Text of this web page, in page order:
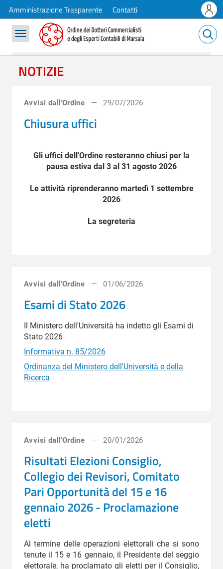
Amministrazione Trasparente Contatti
Bacheca
Pubblicazioni
Ordine dei Dottori Commercialisti
Ultime notizie
NOTIZIE
Avvisi dall'Ordine 29/07/2026
Chiusura uffici
Gli uffici dell'Ordine resteranno chiusi per la
pausa estiva dal 3 al 31 agosto 2026
Le attività riprenderanno martedì 1 settembre
2026
La segreteria
Avvisi dall'Ordine 01/06/2026
Esami di Stato 2026
Il Ministero dell'Università ha indetto gli Esami di
Stato 2026
Informativa n. 85/2026
Ordinanza del Ministero dell'Università e della
Ricerca
Avvisi dall'Ordine 20/01/2026
Risultati Elezioni Consiglio,
Collegio dei Revisori, Comitato
Pari Opportunità del 15 e 16
gennaio 2026 - Proclamazione
eletti
Al termine delle operazioni elettorali che si sono
tenute il 15 e 16 gennaio, il Presidente del seggio
elettorale, ha proclamato gli eletti per il Consiglio,